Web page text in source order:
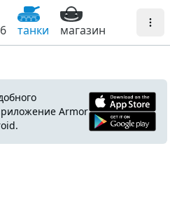
танки магазин
Armor